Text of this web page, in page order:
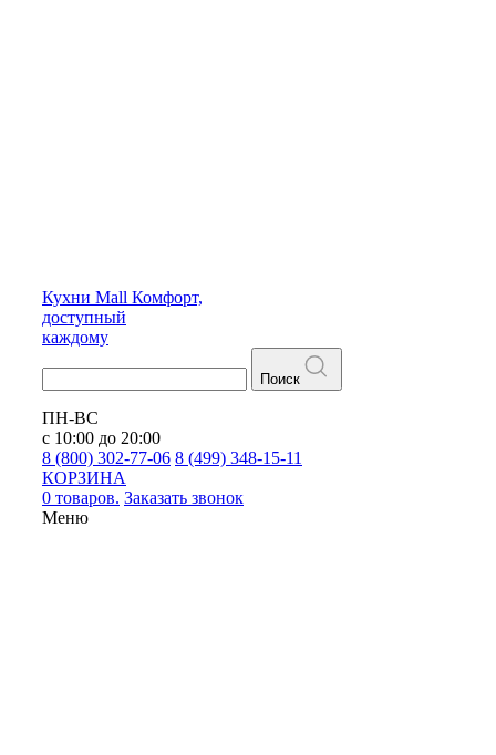
Кухни Mall Комфорт,
доступный
каждому
Поиск
ПН-ВС
с 10:00 до 20:00
8 (800) 302-77-06 8 (499) 348-15-11
КОРЗИНА
0 товаров. Заказать звонок
Меню